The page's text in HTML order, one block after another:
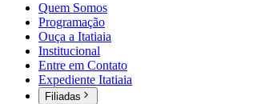
Quem Somos
Programação
Ouça a Itatiaia
Institucional
Entre em Contato
Expediente Itatiaia
Filiadas